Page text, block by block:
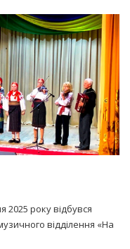
2025 року відбувся
відділення «На